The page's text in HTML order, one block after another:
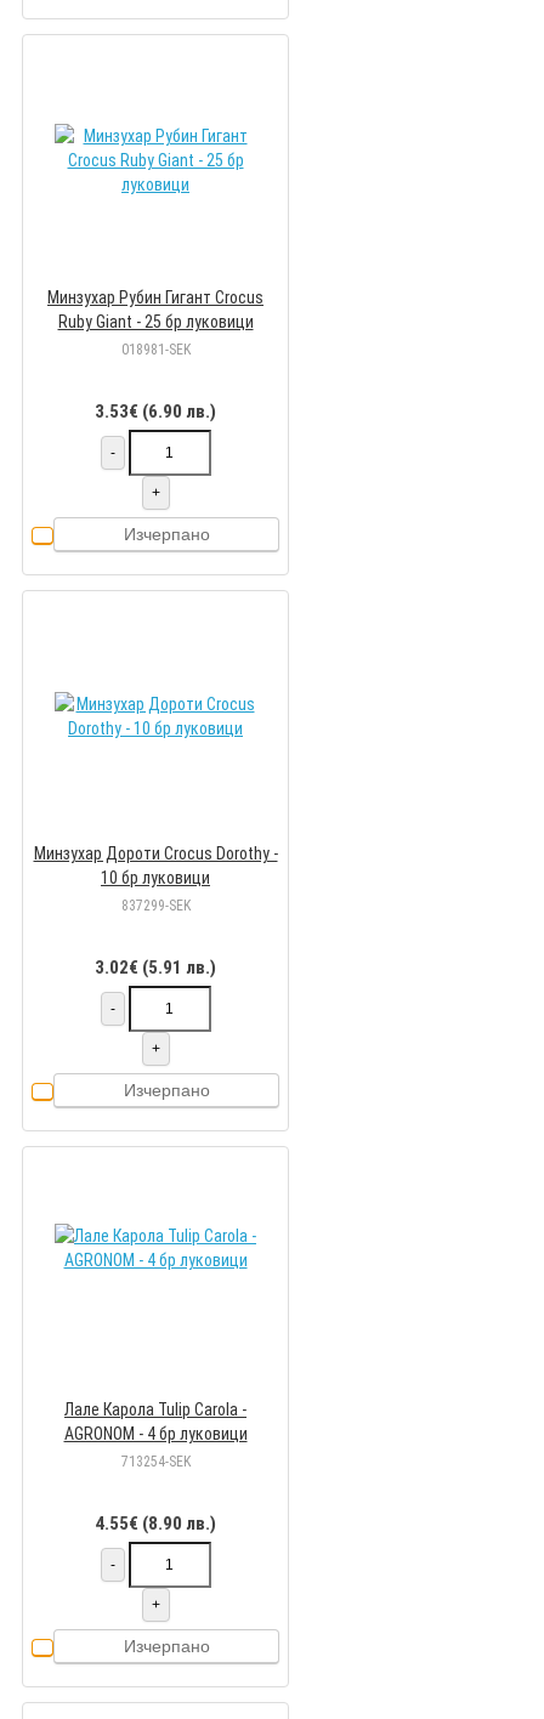
Минзухар Рубин Гигант Crocus
Ruby Giant - 25 бр луковици
018981-SEK
3.53€ (6.90 лв.)
-
+
Изчерпано
Минзухар Дороти Crocus Dorothy -
10 бр луковици
837299-SEK
3.02€ (5.91 лв.)
-
+
Изчерпано
Лале Карола Tulip Carola -
AGRONOM - 4 бр луковици
713254-SEK
4.55€ (8.90 лв.)
-
+
Изчерпано